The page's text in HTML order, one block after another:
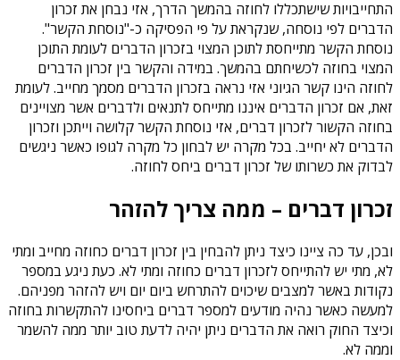
התחייבויות שישתכללו לחוזה בהמשך הדרך, אזי נבחן את זכרון
הדברים לפי נוסחה, שנקראת על פי הפסיקה כ-"נוסחת הקשר".
נוסחת הקשר מתייחסת לתוכן המצוי בזכרון הדברים לעומת התוכן
המצוי בחוזה לכשיחתם בהמשך. במידה והקשר בין זכרון הדברים
לחוזה הינו קשר הגיוני אזי נראה בזכרון הדברים מסמך מחייב. לעומת
זאת, אם זכרון הדברים איננו מתייחס לתנאים ולדברים אשר מצויינים
בחוזה הקשור לזכרון דברים, אזי נוסחת הקשר קלושה וייתכן וזכרון
הדברים לא יחייב. בכל מקרה יש לבחון כל מקרה לגופו כאשר ניגשים
לבדוק את כשרותו של זכרון דברים ביחס לחוזה.
זכרון דברים – ממה צריך להזהר
ובכן, עד כה ציינו כיצד ניתן להבחין בין זכרון דברים כחוזה מחייב ומתי
לא, מתי יש להתייחס לזכרון דברים כחוזה ומתי לא. כעת ניגע במספר
נקודות באשר למצבים שיכוים להתרחש ביום יום ויש להזהר מפניהם.
למעשה כאשר נהיה מודעים למספר דברים ביחסינו להתקשרות בחוזה
וכיצד החוק רואה את הדברים ניתן יהיה לדעת טוב יותר ממה להשמר
וממה לא.